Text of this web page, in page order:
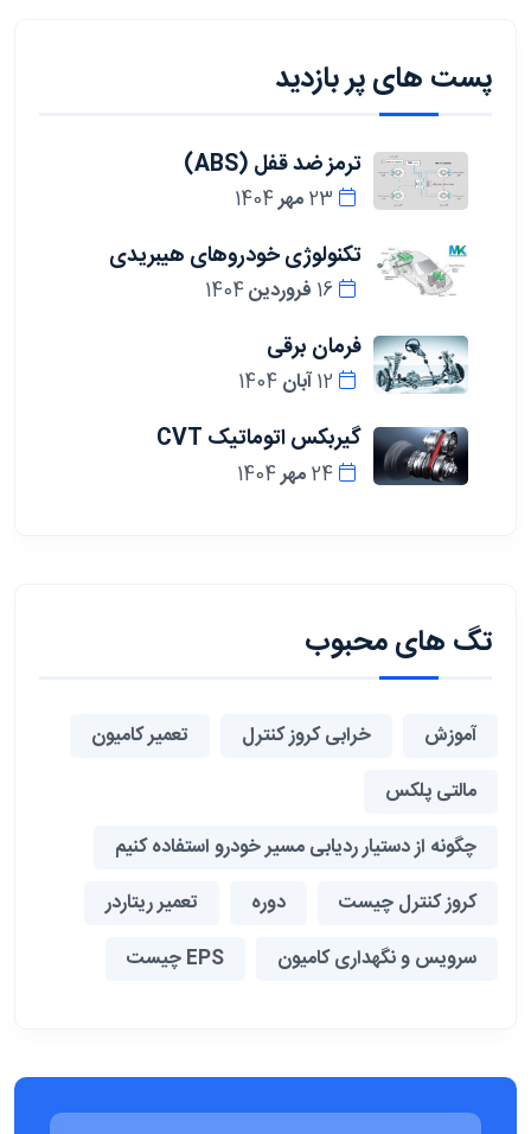
پست های پر بازدید
ترمز ضد قفل (ABS)
23 مهر 1404
تکنولوژی خودروهای هیبریدی
16 فروردین 1404
فرمان برقی
12 آبان 1404
گیربکس اتوماتیک CVT
24 مهر 1404
تگ های محبوب
آموزش خرابی کروز کنترل
تعمیر کامیون
مالتی پلکس
چگونه از دستیار ردیابی مسیر خودرو استفاده کنیم
کروز کنترل چیست
دوره
تعمیر ریتاردر
سرویس و نگهداری کامیون
EPS چیست